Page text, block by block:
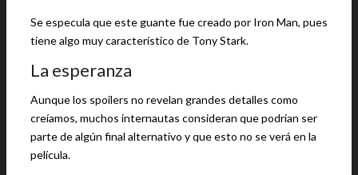
Se especula que este guante fue creado por Iron Man, pues
tiene algo muy característico de Tony Stark.
La esperanza
Aunque los spoilers no revelan grandes detalles como
creíamos, muchos internautas consideran que podrían ser
parte de algún final alternativo y que esto no se verá en la
película.